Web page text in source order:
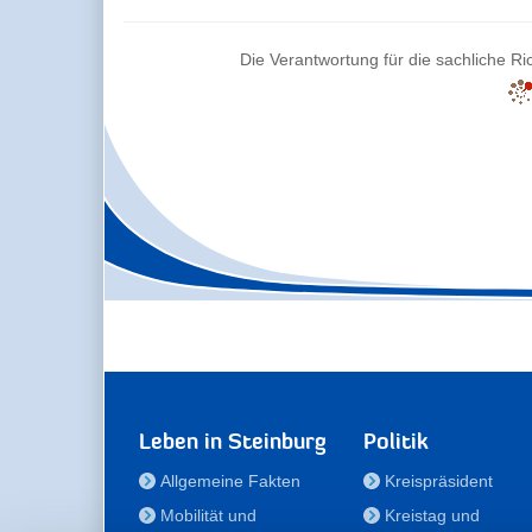
Die Verantwortung für die sachliche
Leben in Steinburg
Allgemeine Fakten
Mobilität und
Politik
Kreispräsident
Kreistag und